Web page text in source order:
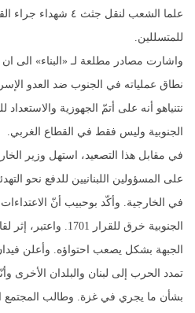
علما الشعب لنقل جثث
للمتسللين.
واشارت مصادر مطلعة لـ «البناء» الى
نطاق عملياته في الجنوب ضد العدو
نتنياهو أنه على أتمّ الجهوزية
الجنوبية وليس فقط في القطاع الغربي.
في مقابل هذا التصعيد، استهل وزير
على المسؤولين اللبنانيين للدفع نحو
في الخارجية. وأكّد بوحبيب أنّ الاعتداءات
الجنوبية خرق للقرار
الجبهة بشكل يصعب احتواؤه. وأعلن
تمدد الحرب إلى لبنان والبلدان الأخرى
بشأن ما يجري في غزة. وطالب المجتمع